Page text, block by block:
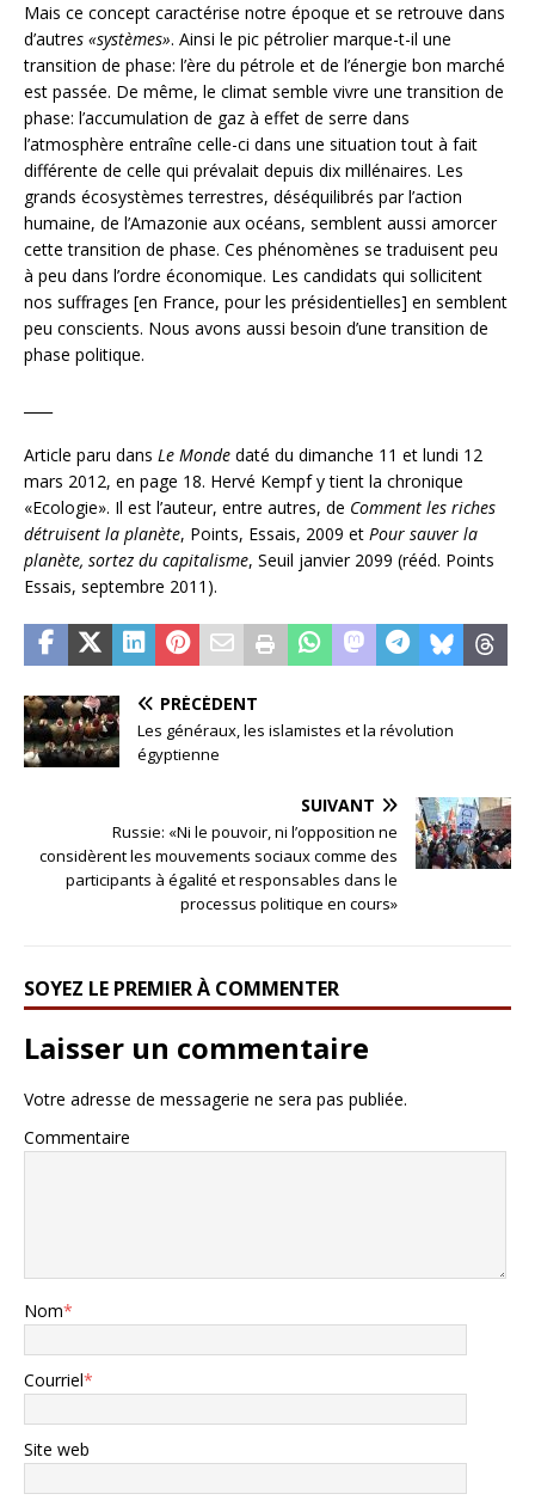
Mais ce concept caractérise notre époque et se retrouve dans
d’autres «systèmes». Ainsi le pic pétrolier marque-t-il une
transition de phase: l’ère du pétrole et de l’énergie bon marché
est passée. De même, le climat semble vivre une transition de
phase: l’accumulation de gaz à effet de serre dans
l’atmosphère entraîne celle-ci dans une situation tout à fait
différente de celle qui prévalait depuis dix millénaires. Les
grands écosystèmes terrestres, déséquilibrés par l’action
humaine, de l’Amazonie aux océans, semblent aussi amorcer
cette transition de phase. Ces phénomènes se traduisent peu
à peu dans l’ordre économique. Les candidats qui sollicitent
nos suffrages [en France, pour les présidentielles] en semblent
peu conscients. Nous avons aussi besoin d’une transition de
phase politique.
Article paru dans Le Monde daté du dimanche 11 et lundi 12
mars 2012, en page 18. Hervé Kempf y tient la chronique
«Ecologie». Il est l’auteur, entre autres, de Comment les riches
détruisent la planète, Points, Essais, 2009 et Pour sauver la
planète, sortez du capitalisme, Seuil janvier 2099 (rééd. Points
Essais, septembre 2011).
PRÉCÉDENT
Les généraux, les islamistes et la révolution
égyptienne
SUIVANT
Russie: «Ni le pouvoir, ni l’opposition ne
considèrent les mouvements sociaux comme des
participants à égalité et responsables dans le
processus politique en cours»
SOYEZ LE PREMIER À COMMENTER
Laisser un commentaire
Votre adresse de messagerie ne sera pas publiée.
Commentaire
Nom*
Courriel*
Site web